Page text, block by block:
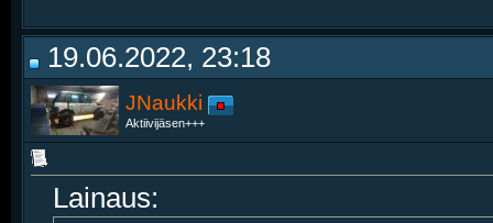
19.06.2022, 23:18
JNaukki
Aktiivijäsen+++
Lainaus: